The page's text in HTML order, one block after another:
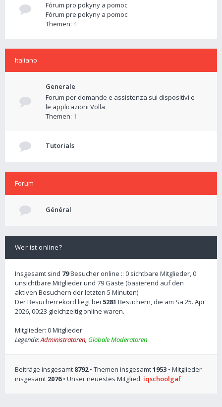
Fórum pro pokyny a pomoc
Fórum pre pokyny a pomoc
Themen: 4
Italiano
Generale
Forum per domande e assistenza sui dispositivi e
le applicazioni Volla
Themen: 1
Tutorials
Forum
Général
Wer ist online?
Insgesamt sind 79Besucher online :: 0 sichtbare Mitglieder, 0
unsichtbare Mitglieder und 79 Gäste (basierend auf den
aktiven Besuchern der letzten 5 Minuten)
Der Besucherrekord liegt bei 5281 Besuchern, die am Sa 25. Apr
2026, 00:23 gleichzeitig online waren.
Mitglieder: 0 Mitglieder
Legende:Administratoren, Globale Moderatoren
Beiträge insgesamt 8792• Themen insgesamt1953 • Mitglieder
insgesamt 2076• Unser neuestes Mitglied: iqschoolgaf